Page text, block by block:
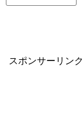
スポンサーリンク